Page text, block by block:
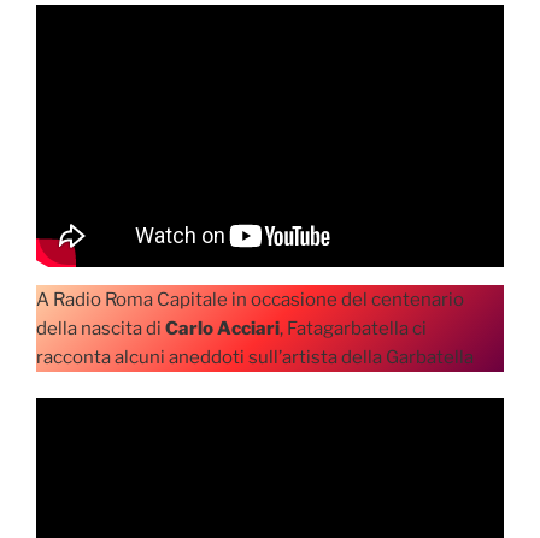
A Radio Roma Capitale in occasione del centenario
della nascita di Carlo Acciari, Fatagarbatella ci
racconta alcuni aneddoti sull’artista della Garbatella